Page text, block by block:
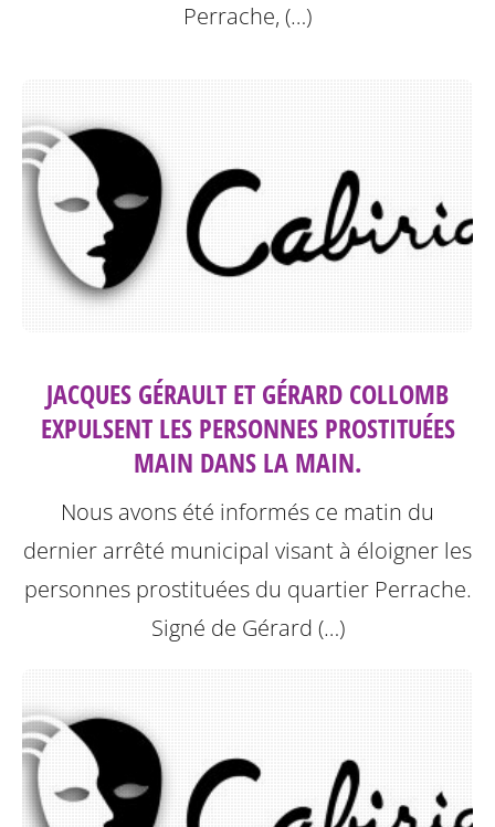
Perrache, (…)
JACQUES GÉRAULT ET GÉRARD COLLOMB
EXPULSENT LES PERSONNES PROSTITUÉES
MAIN DANS LA MAIN.
Nous avons été informés ce matin du
dernier arrêté municipal visant à éloigner les
personnes prostituées du quartier Perrache.
Signé de Gérard (…)